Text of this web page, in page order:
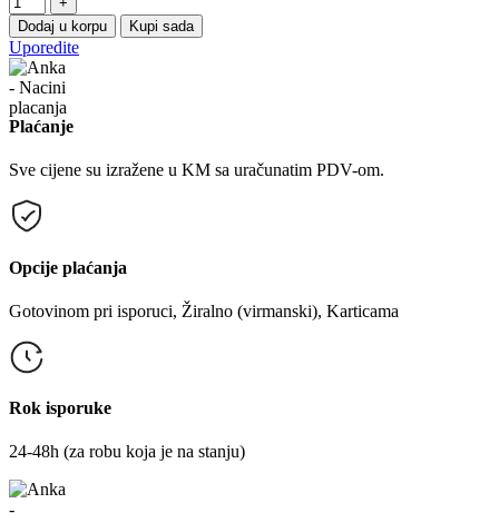
Dodaj u korpu
Kupi sada
Uporedite
Plaćanje
Sve cijene su izražene u KM sa uračunatim PDV-om.
Opcije plaćanja
Gotovinom pri isporuci, Žiralno (virmanski), Karticama
Rok isporuke
24-48h (za robu koja je na stanju)